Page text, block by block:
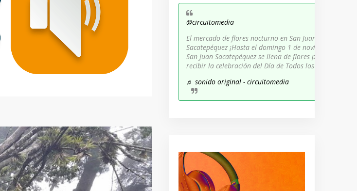
@circuitomedia
El mercado de flores nocturno en San Juan
Sacatepéquez ¡Hasta el domingo 1 de noviembre,
San Juan Sacatepéquez se llena de flores para
recibir la celebración del Día de Todos los Santos!
♬ sonido original - circuitomedia